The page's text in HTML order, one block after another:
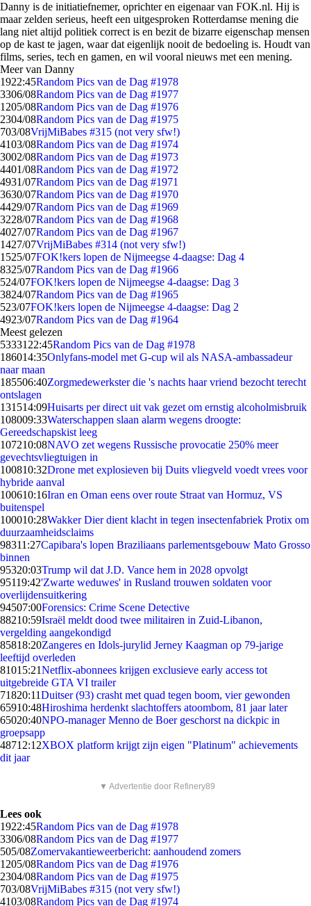
Danny is de initiatiefnemer, oprichter en eigenaar van FOK.nl. Hij is
maar zelden serieus, heeft een uitgesproken Rotterdamse mening die
lang niet altijd politiek correct is en bezit de bizarre eigenschap mensen
op de kast te jagen, waar dat eigenlijk nooit de bedoeling is. Houdt van
films, series, tech en gamen, en wil vooral nieuws met een mening.
Meer van Danny
1922:45Random Pics van de Dag #1978
3306/08Random Pics van de Dag #1977
1205/08Random Pics van de Dag #1976
2304/08Random Pics van de Dag #1975
703/08VrijMiBabes #315 (not very sfw!)
4103/08Random Pics van de Dag #1974
3002/08Random Pics van de Dag #1973
4401/08Random Pics van de Dag #1972
4931/07Random Pics van de Dag #1971
3630/07Random Pics van de Dag #1970
4429/07Random Pics van de Dag #1969
3228/07Random Pics van de Dag #1968
4027/07Random Pics van de Dag #1967
1427/07VrijMiBabes #314 (not very sfw!)
1525/07FOK!kers lopen de Nijmeegse 4-daagse: Dag 4
8325/07Random Pics van de Dag #1966
524/07FOK!kers lopen de Nijmeegse 4-daagse: Dag 3
3824/07Random Pics van de Dag #1965
523/07FOK!kers lopen de Nijmeegse 4-daagse: Dag 2
4923/07Random Pics van de Dag #1964
Meest gelezen
53331 22:45Random Pics van de Dag #1978
186014:35Onlyfans-model met G-cup wil als NASA-ambassadeur
naar maan
185506:40Zorgmedewerkster die 's nachts haar vriend bezocht terecht
ontslagen
131514:09Huisarts per direct uit vak gezet om ernstig alcoholmisbruik
108009:33Waterschappen slaan alarm wegens droogte:
Gereedschapskist leeg
107210:08NAVO zet wegens Russische provocatie 250% meer
gevechtsvliegtuigen in
100810:32Drone met explosieven bij Duits vliegveld voedt vrees voor
hybride aanval
100610:16Iran en Oman eens over route Straat van Hormuz, VS
buitenspel
100010:28Wakker Dier dient klacht in tegen insectenfabriek Protix om
duurzaamheidsclaims
98311:27Capibara's lopen Braziliaans parlementsgebouw Mato Grosso
binnen
95320:03Trump wil dat J.D. Vance hem in 2028 opvolgt
95119:42'Zwarte weduwes' in Rusland trouwen soldaten voor
overlijdensuitkering
94507:00Forensics: Crime Scene Detective
88210:59Israël meldt dood twee militairen in Zuid-Libanon,
vergelding aangekondigd
85818:20Zangeres en Idols-jurylid Jerney Kaagman op 79-jarige
leeftijd overleden
81015:21Netflix-abonnees krijgen exclusieve early access tot
uitgebreide GTA VI trailer
71820:11Duitser (93) crasht met quad tegen boom, vier gewonden
65910:48Hiroshima herdenkt slachtoffers atoombom, 81 jaar later
65020:40NPO-manager Menno de Boer geschorst na dickpic in
groepsapp
48712:12XBOX platform krijgt zijn eigen "Platinum" achievements
dit jaar
▼ Advertentie door Refinery89
Lees ook
1922:45Random Pics van de Dag #1978
3306/08Random Pics van de Dag #1977
505/08Zomervakantieweerbericht: aanhoudend zomers
1205/08Random Pics van de Dag #1976
2304/08Random Pics van de Dag #1975
703/08VrijMiBabes #315 (not very sfw!)
4103/08Random Pics van de Dag #1974